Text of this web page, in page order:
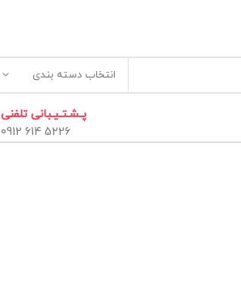
انتخاب دسته بندی
پـشـتـیـبانی تلفنی
5226 614 0912